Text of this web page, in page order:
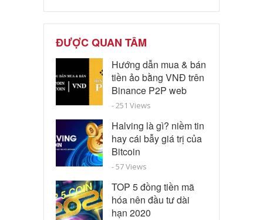
ĐƯỢC QUAN TÂM
Hướng dẫn mua & bán
tiền ảo bằng VNĐ trên
Binance P2P web
- 251 Views
Halving là gì? niềm tin
hay cái bẫy giá trị của
Bitcoin
- 57 Views
TOP 5 đồng tiền mã
hóa nên đầu tư dài
hạn 2020